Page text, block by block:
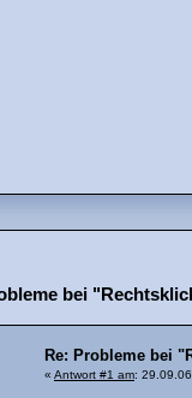
bei
Re: Probleme bei
« Antwort #1 am: